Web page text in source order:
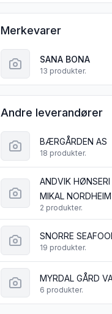
1000g" 350g Sana
200 ml"
Sjokolade 100g
SANABONA AS sine
Merkevarer
SANA BONA
13 produkter.
Andre leverandører
BÆRGÅRDEN AS
18 produkter.
ANDVIK
MIKAL NORDHEIM
2 produkter.
SNORRE
19 produkter.
MYRDAL GÅRD
6 produkter.